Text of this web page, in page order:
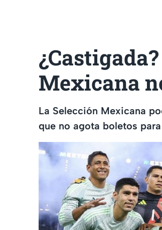
Mexicana
La Selección Mexicana
que no agota boletos